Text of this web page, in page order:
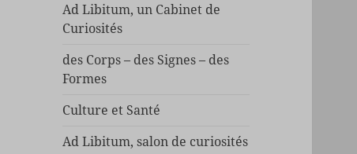
Ad Libitum, un Cabinet de
Curiosités
des Corps – des Signes – des
Formes
Culture et Santé
Ad Libitum, salon de curiosités